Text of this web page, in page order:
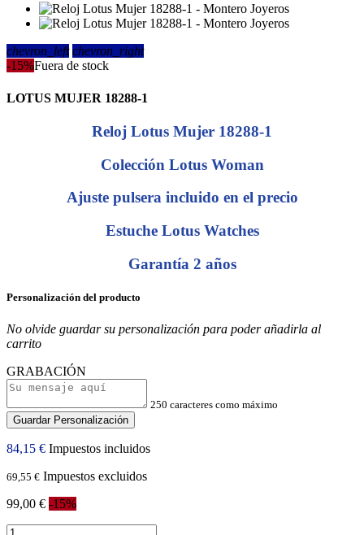
chevron_left chevron_right
-15%Fuera de stock
LOTUS MUJER 18288-1
Reloj Lotus Mujer 18288-1
Colección Lotus Woman
Ajuste pulsera incluido en el precio
Estuche Lotus Watches
Garantía 2 años
Personalización del producto
No olvide guardar su personalización para poder añadirla al
carrito
GRABACIÓN
250 caracteres como máximo
Guardar Personalización
84,15 € Impuestos incluidos
69,55 € Impuestos excluidos
99,00 € -15%